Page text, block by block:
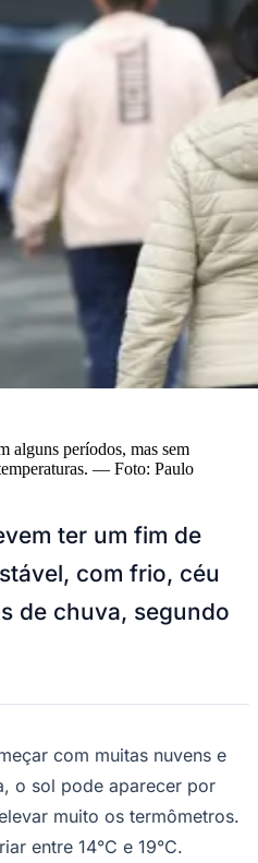
alguns períodos, mas sem
— Foto: Paulo
ter um fim de
com frio, céu
de chuva, segundo
com muitas nuvens e
o sol pode aparecer por
muito os termômetros.
entre 14°C e 19°C.